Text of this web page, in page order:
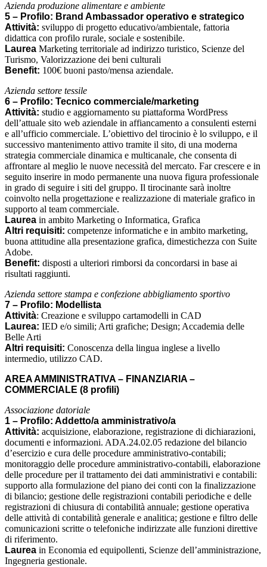
Azienda produzione alimentare e ambiente
5 – Profilo: Brand Ambassador operativo e strategico
Attività: sviluppo di progetto educativo/ambientale, fattoria
didattica con profilo rurale, sociale e sostenibile.
Laurea Marketing territoriale ad indirizzo turistico, Scienze del
Turismo, Valorizzazione dei beni culturali
Benefit: 100€ buoni pasto/mensa aziendale.
Azienda settore tessile
6 – Profilo: Tecnico commerciale/marketing
Attività: studio e aggiornamento su piattaforma WordPress
dell’attuale sito web aziendale in affiancamento a consulenti esterni
e all’ufficio commerciale. L’obiettivo del tirocinio è lo sviluppo, e il
successivo mantenimento attivo tramite il sito, di una moderna
strategia commerciale dinamica e multicanale, che consenta di
affrontare al meglio le nuove necessità del mercato. Far crescere e in
seguito inserire in modo permanente una nuova figura professionale
in grado di seguire i siti del gruppo. Il tirocinante sarà inoltre
coinvolto nella progettazione e realizzazione di materiale grafico in
supporto al team commerciale.
Laurea in ambito Marketing o Informatica, Grafica
Altri requisiti: competenze informatiche e in ambito marketing,
buona attitudine alla presentazione grafica, dimestichezza con Suite
Adobe.
Benefit: disposti a ulteriori rimborsi da concordarsi in base ai
risultati raggiunti.
Azienda settore stampa e confezione abbigliamento sportivo
7 – Profilo: Modellista
Attività: Creazione e sviluppo cartamodelli in CAD
Laurea: IED e/o simili; Arti grafiche; Design; Accademia delle
Belle Arti
Altri requisiti: Conoscenza della lingua inglese a livello
intermedio, utilizzo CAD.
AREA AMMINISTRATIVA – FINANZIARIA –
COMMERCIALE (8 profili)
Associazione datoriale
1 – Profilo: Addetto/a amministrativo/a
Attività: acquisizione, elaborazione, registrazione di dichiarazioni,
documenti e informazioni. ADA.24.02.05 redazione del bilancio
d’esercizio e cura delle procedure amministrativo-contabili;
monitoraggio delle procedure amministrativo-contabili, elaborazione
delle procedure per il trattamento dei dati amministrativi e contabili:
supporto alla formulazione del piano dei conti con la finalizzazione
di bilancio; gestione delle registrazioni contabili periodiche e delle
registrazioni di chiusura di contabilità annuale; gestione operativa
delle attività di contabilità generale e analitica; gestione e filtro delle
comunicazioni scritte o telefoniche indirizzate alle funzioni direttive
di riferimento.
Laurea in Economia ed equipollenti, Scienze dell’amministrazione,
Ingegneria gestionale.